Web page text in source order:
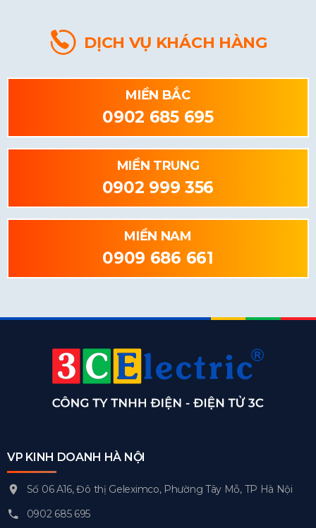
DỊCH VỤ KHÁCH HÀNG
MIỀN BẮC
0902 685 695
MIỀN TRUNG
0902 999 356
MIỀN NAM
0909 686 661
VP KINH DOANH HÀ NỘI
Số 06 A16, Đô thị Geleximco, Phường Tây Mỗ, TP Hà Nội
0902 685 695